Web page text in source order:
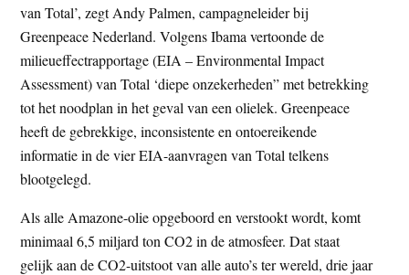
van Total’, zegt Andy Palmen, campagneleider bij
Greenpeace Nederland. Volgens Ibama vertoonde de
milieueffectrapportage (EIA – Environmental Impact
Assessment) van Total ‘diepe onzekerheden” met betrekking
tot het noodplan in het geval van een olielek. Greenpeace
heeft de gebrekkige, inconsistente en ontoereikende
informatie in de vier EIA-aanvragen van Total telkens
blootgelegd.
Als alle Amazone-olie opgeboord en verstookt wordt, komt
minimaal 6,5 miljard ton CO2 in de atmosfeer. Dat staat
gelijk aan de CO2-uitstoot van alle auto’s ter wereld, drie jaar